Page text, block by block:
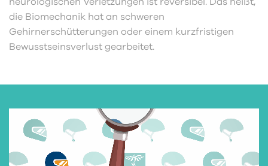
neurologischen Verletzungen ist reversibel. Das heißt,
die Biomechanik hat an schweren
Gehirnerschütterungen oder einem kurzfristigen
Bewusstseinsverlust gearbeitet.